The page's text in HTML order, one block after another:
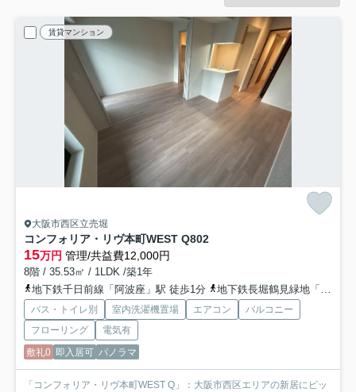
賃貸マンション
大阪市西区立売堀
コンフォリア・リヴ本町WEST Q802
15万円 管理/共益費12,000円
8階 / 35.53㎡ / 1LDK /築1年
地下鉄千日前線「阿波座」駅 徒歩1分
地下鉄長堀鶴見緑地「西長堀」駅 徒歩10分
バス・トイレ別 室内洗濯機置場 エアコン
バルコニー
フローリング
電気有
敷礼0 即入居可 パノラマ
「コンフォリア・リヴ本町WEST Q」：大阪市西区エリアの新居にピッ